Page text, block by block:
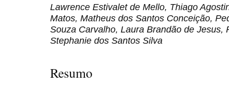
Lawrence Estivalet de Mello, Thiago
Matos, Matheus dos Santos Conceição,
Souza Carvalho, Laura Brandão de Jesus,
Stephanie dos Santos Silva
Resumo